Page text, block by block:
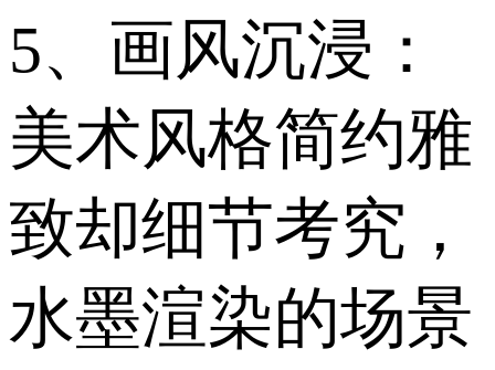
5、画风沉浸：
美术风格简约雅
致却细节考究，
水墨渲染的场景